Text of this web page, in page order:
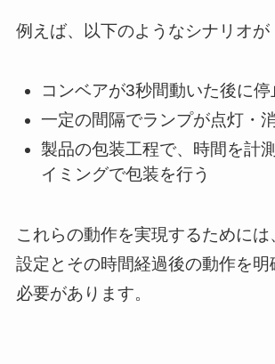
例えば、以下のようなシナリオが
コンベアが3秒間動いた後に停
一定の間隔でランプが点灯・
製品の包装工程で、時間を計
イミングで包装を行う
これらの動作を実現するために
設定とその時間経過後の動作を明
必要があります。